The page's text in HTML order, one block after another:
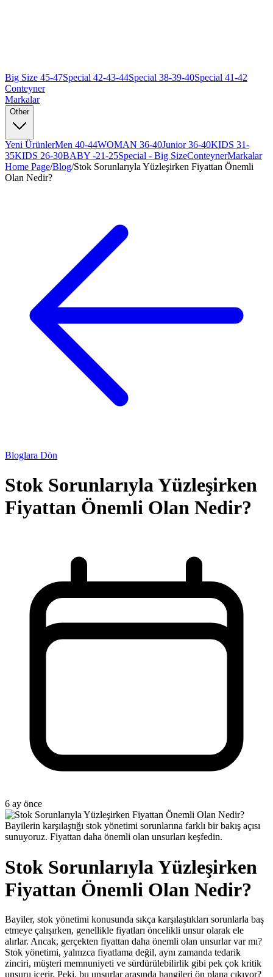
Big Size 45-47Special 42-43-44Special 38-39-40Special 41-42
Conteyner
Markalar
Other
Yeni ÜrünlerMen 40-44WOMAN 36-40Junior 36-40KIDS 31-
35KIDS 26-30BABY -21-25Special - Big SizeConteynerMarkalar
Home Page/Blog/Stok Sorunlarıyla Yüzleşirken Fiyattan Önemli
Olan Nedir?
Bloglara Dön
Stok Sorunlarıyla Yüzleşirken
Fiyattan Önemli Olan Nedir?
6 ay önce
Bayilerin karşılaştığı stok yönetimi sorunlarına farklı bir bakış açısı
sunuyoruz. Fiyattan daha önemli olan unsurları keşfedin.
Stok Sorunlarıyla Yüzleşirken
Fiyattan Önemli Olan Nedir?
Bayiler, stok yönetimi konusunda sıkça karşılaştıkları sorunlarla baş
etmeye çalışırken, genellikle fiyatları öncelikli unsur olarak ele
alırlar. Ancak, gerçekten fiyattan daha önemli olan unsurlar var mı?
Stok yönetimi, yalnızca fiyatlama değil, aynı zamanda tedarik
zinciri, müşteri memnuniyeti ve sürdürülebilirlik gibi pek çok kritik
unsuru içerir. Peki, bu unsurlar arasında hangileri ön plana çıkıyor?